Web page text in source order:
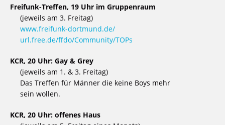
Freifunk-Treffen, 19 Uhr im Gruppenraum
(jeweils am 3. Freitag)
www.freifunk-dortmund.de/
url.free.de/ffdo/Community/TOPs
KCR, 20 Uhr: Gay & Grey
(jeweils am 1. & 3. Freitag)
Das Treffen für Männer die keine Boys mehr
sein wollen.
KCR, 20 Uhr: offenes Haus